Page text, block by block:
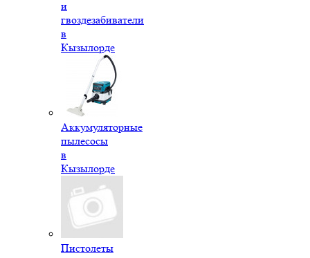
и
гвоздезабиватели
в
Кызылорде
Аккумуляторные
пылесосы
в
Кызылорде
Пистолеты